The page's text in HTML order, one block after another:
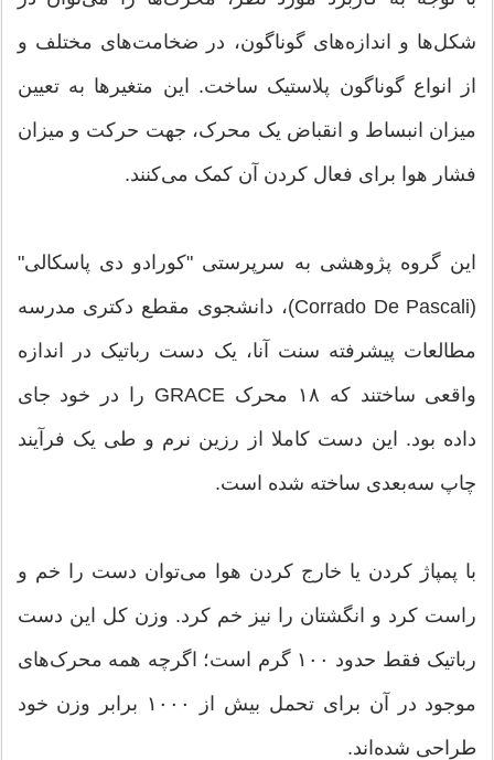
شکل‌ها و اندازه‌های گوناگون، در ضخامت‌های مختلف و
از انواع گوناگون پلاستیک ساخت. این متغیرها به تعیین
میزان انبساط و انقباض یک محرک، جهت حرکت و میزان
فشار هوا برای فعال کردن آن کمک می‌کنند.
این گروه پژوهشی به سرپرستی "کورادو دی پاسکالی"
(Corrado De Pascali)، دانشجوی مقطع دکتری مدرسه
مطالعات پیشرفته سنت آنا، یک دست رباتیک در اندازه
واقعی ساختند که ۱۸ محرک GRACE را در خود جای
داده بود. این دست کاملا از رزین نرم و طی یک فرآیند
چاپ سه‌بعدی ساخته شده است.
با پمپاژ کردن یا خارج کردن هوا می‌توان دست را خم و
راست کرد و انگشتان را نیز خم کرد. وزن کل این دست
رباتیک فقط حدود ۱۰۰ گرم است؛ اگرچه همه محرک‌های
موجود در آن برای تحمل بیش از ۱۰۰۰ برابر وزن خود
طراحی شده‌اند.